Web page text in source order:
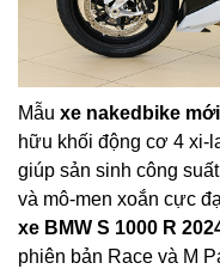
Mẫu xe nakedbike
hữu khối động cơ 4 xi-
giúp sản sinh công
và mô-men xoắn cực
xe BMW S 1000 R
phiên bản Race và M